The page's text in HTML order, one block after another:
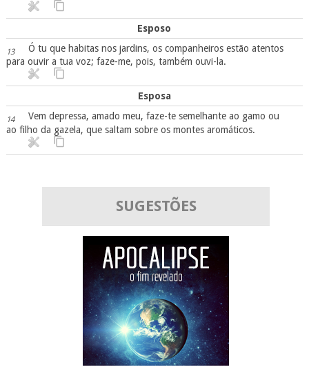
Esposo
13
Ó tu que habitas nos jardins, os companheiros estão atentos
para ouvir a tua voz; faze-me, pois, também ouvi-la.
Esposa
14
Vem depressa, amado meu, faze-te semelhante ao gamo ou
ao filho da gazela, que saltam sobre os montes aromáticos.
SUGESTÕES